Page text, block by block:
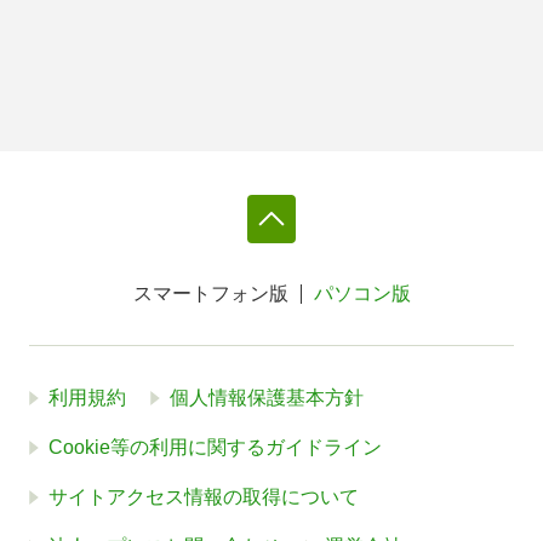
スマートフォン版 パソコン版
利用規約 個人情報保護基本方針
Cookie等の利用に関するガイドライン
サイトアクセス情報の取得について